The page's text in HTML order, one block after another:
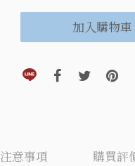
加入購物車
分享到line(另開視窗)
分享到分享到分
注意事項 購買評